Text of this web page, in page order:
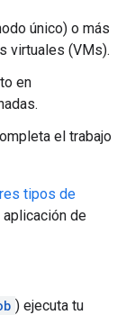
único) o más
virtuales (VMs).
en
el trabajo
tipos de
aplicación de
) ejecuta tu